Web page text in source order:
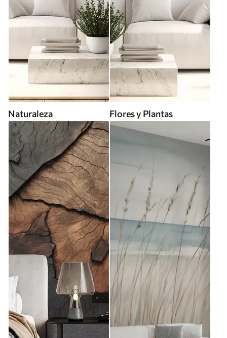
Naturaleza Flores y Plantas